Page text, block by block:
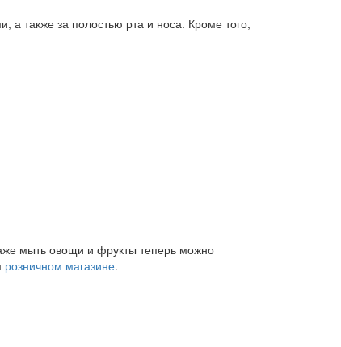
а также за полостью рта и носа. Кроме того,
мыть овощи и фрукты теперь можно
розничном магазине.